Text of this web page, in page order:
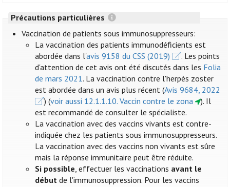
Précautions particulières
Vaccination de patients sous immunosuppresseurs:
La vaccination des patients immunodéficients est
abordée dans l'avis 9158 du CSS (2019)
. Les points
d'attention de cet avis ont été discutés dans les Folia
de mars 2021. La vaccination contre l'herpès zoster
est abordée dans un avis plus récent (Avis 9684, 2022
) (voir aussi 12.1.1.10. Vaccin contre le zona
). Il
est recommandé de consulter le spécialiste.
La vaccination avec des vaccins vivants est contre-
indiquée chez les patients sous immunosuppresseurs.
La vaccination avec des vaccins non vivants est sûre
mais la réponse immunitaire peut être réduite.
Si possible, effectuer les vaccinations avant le
début de l'immunosuppression. Pour les vaccins